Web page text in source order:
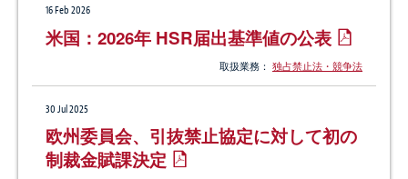
16 Feb 2026
米国：2026年 HSR届出基準値の公表
取扱業務： 独占禁止法・競争法
30 Jul 2025
欧州委員会、引抜禁止協定に対して初の
制裁金賦課決定